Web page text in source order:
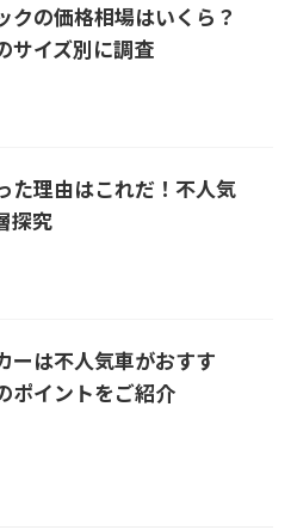
クの価格相場はいくら？
サイズ別に調査
た理由はこれだ！不人気
探究
ーは不人気車がおすす
ポイントをご紹介